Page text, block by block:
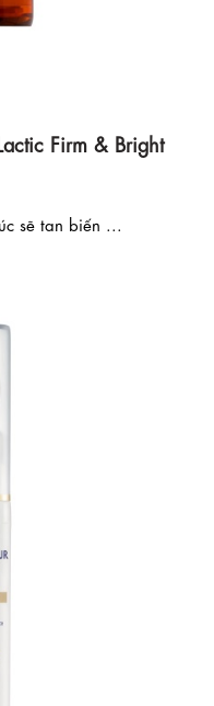
Firm & Bright
sẽ tan biến ...